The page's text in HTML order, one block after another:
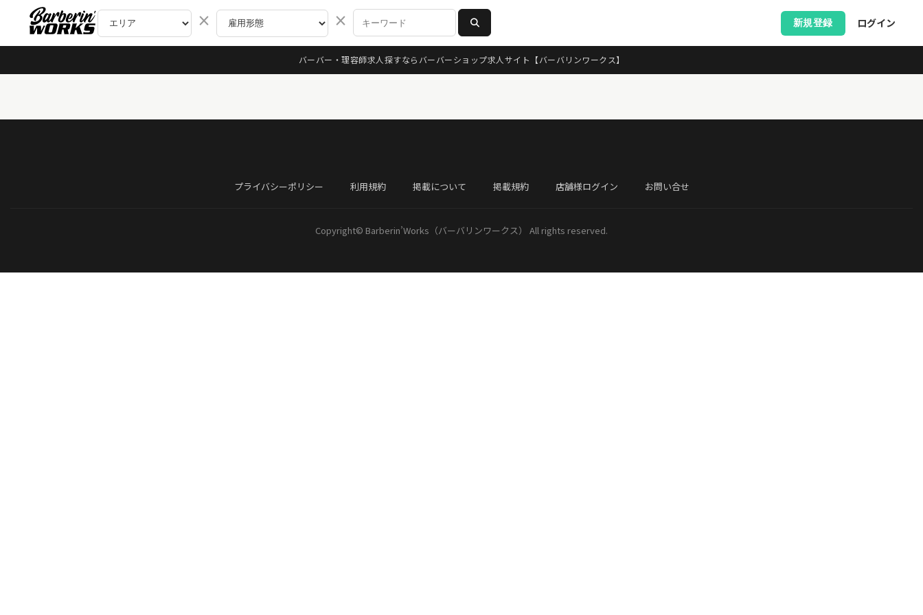
× × 新規登録 ログイン
バーバー・理容師求人探すならバーバーショップ求人サイト 【バーバリンワークス】
プライバシーポリシー 利用規約 掲載について 掲載規約 店舗様ログイン お問い合せ
Copyright© Barberin’Works（バーバリンワークス） All rights reserved.